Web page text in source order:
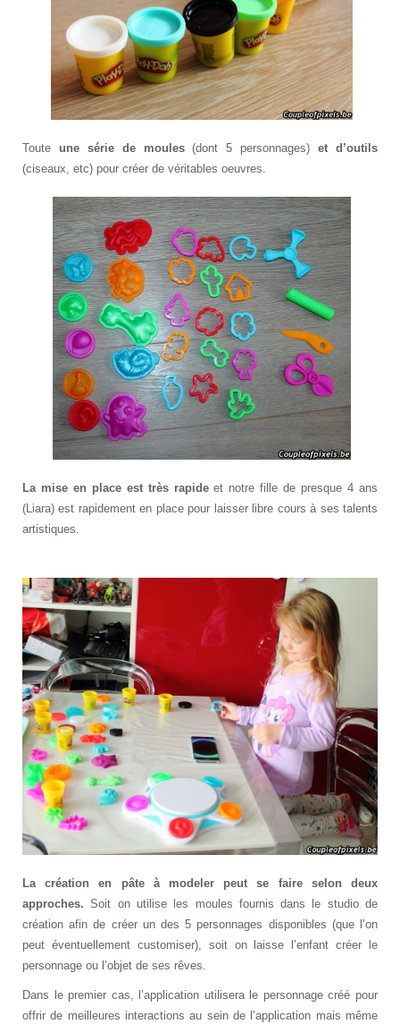
Toute une série de moules(dont 5 personnages)et d’outils
(ciseaux, etc) pour créer de véritables oeuvres.
La mise en place est très rapideet notre fille de presque 4 ans
(Liara) est rapidement en place pour laisser libre cours à ses talents
artistiques.
La création en pâte à modeler peut se faire selon deux
approches. Soit on utilise les moules fournis dans le studio de
création afin de créer un des 5 personnages disponibles (que l’on
peut éventuellement customiser), soit on laisse l’enfant créer le
personnage ou l’objet de ses rêves.
Dans le premier cas, l’application utilisera le personnage créé pour
offrir de meilleures interactions au sein de l’application mais même